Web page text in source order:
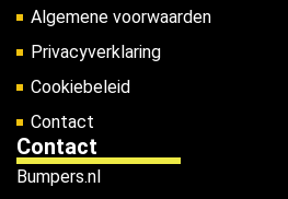
Algemene voorwaarden
Privacyverklaring
Cookiebeleid
Contact
Contact
Bumpers.nl